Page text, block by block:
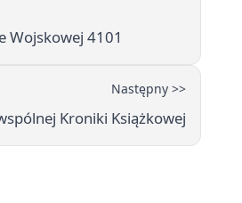
Wojskowej 4101
Następny >>
Kroniki Książkowej